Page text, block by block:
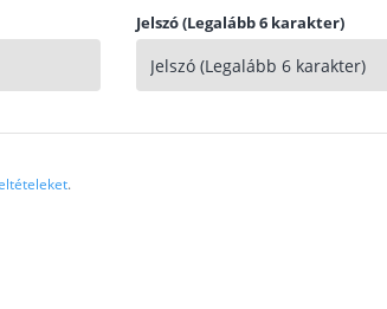
Jelszó (Legalább 6 karakter)
.